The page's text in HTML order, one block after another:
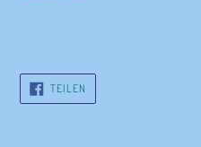
TEILEN
TEILEN